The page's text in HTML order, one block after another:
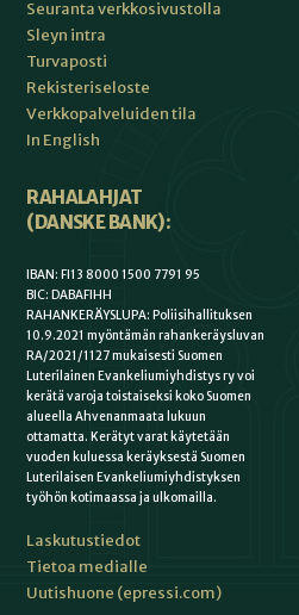
Seuranta verkkosivustolla
Sleyn intra
Turvaposti
Rekisteriseloste
Verkkopalveluiden tila
In English
RAHALAHJAT
(DANSKE BANK):
IBAN: FI13 8000 1500 7791 95
BIC: DABAFIHH
RAHANKERÄYSLUPA: Poliisihallituksen
10.9.2021 myöntämän rahankeräysluvan
RA/2021/1127 mukaisesti Suomen
Luterilainen Evankeliumiyhdistys ry voi
kerätä varoja toistaiseksi koko Suomen
alueella Ahvenanmaata lukuun
ottamatta. Kerätyt varat käytetään
vuoden kuluessa keräyksestä Suomen
Luterilaisen Evankeliumiyhdistyksen
työhön kotimaassa ja ulkomailla.
Laskutustiedot
Tietoa medialle
Uutishuone (epressi.com)